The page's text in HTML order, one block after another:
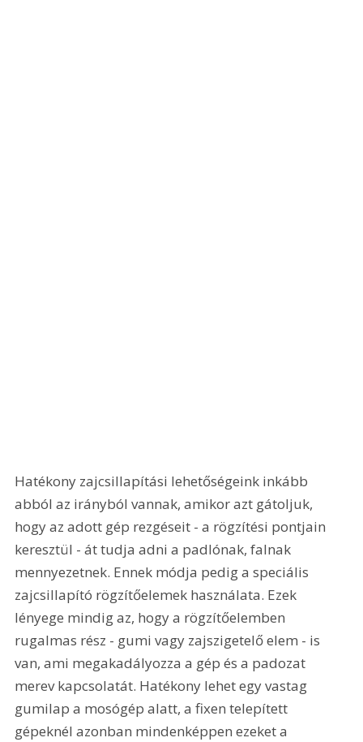
Hatékony zajcsillapítási lehetőségeink inkább
abból az irányból vannak, amikor azt gátoljuk,
hogy az adott gép rezgéseit - a rögzítési pontjain
keresztül - át tudja adni a padlónak, falnak
mennyezetnek. Ennek módja pedig a speciális
zajcsillapító rögzítőelemek használata. Ezek
lényege mindig az, hogy a rögzítőelemben
rugalmas rész - gumi vagy zajszigetelő elem - is
van, ami megakadályozza a gép és a padozat
merev kapcsolatát. Hatékony lehet egy vastag
gumilap a mosógép alatt, a fixen telepített
gépeknél azonban mindenképpen ezeket a